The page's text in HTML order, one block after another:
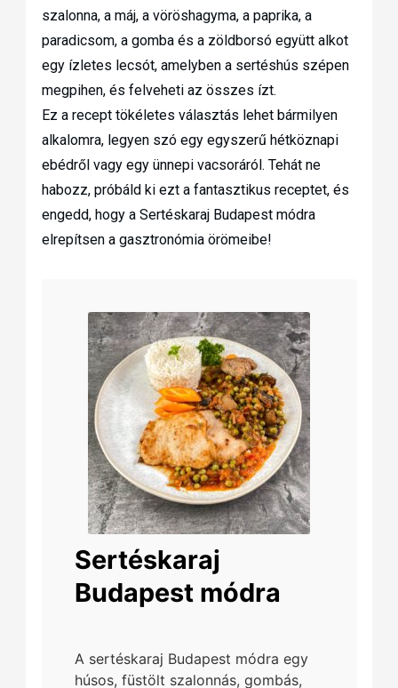
szalonna, a máj, a vöröshagyma, a paprika, a
paradicsom, a gomba és a zöldborsó együtt alkot
egy ízletes lecsót, amelyben a sertéshús szépen
megpihen, és felveheti az összes ízt.
Ez a recept tökéletes választás lehet bármilyen
alkalomra, legyen szó egy egyszerű hétköznapi
ebédről vagy egy ünnepi vacsoráról. Tehát ne
habozz, próbáld ki ezt a fantasztikus receptet, és
engedd, hogy a Sertéskaraj Budapest módra
elrepítsen a gasztronómia örömeibe!
Sertéskaraj
Budapest módra
A sertéskaraj Budapest módra egy
húsos, füstölt szalonnás, gombás,